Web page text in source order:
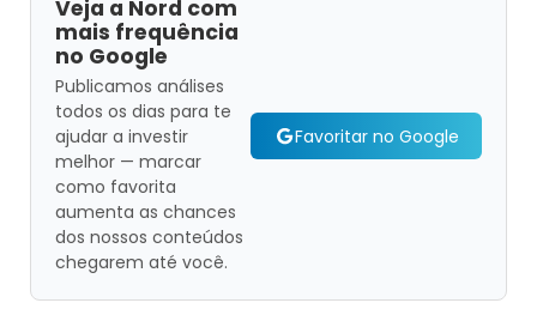
Veja a Nord com
mais frequência
no Google
Publicamos análises
todos os dias para te
ajudar a investir
melhor — marcar
como favorita
aumenta as chances
dos nossos conteúdos
chegarem até você.
Favoritar no Google